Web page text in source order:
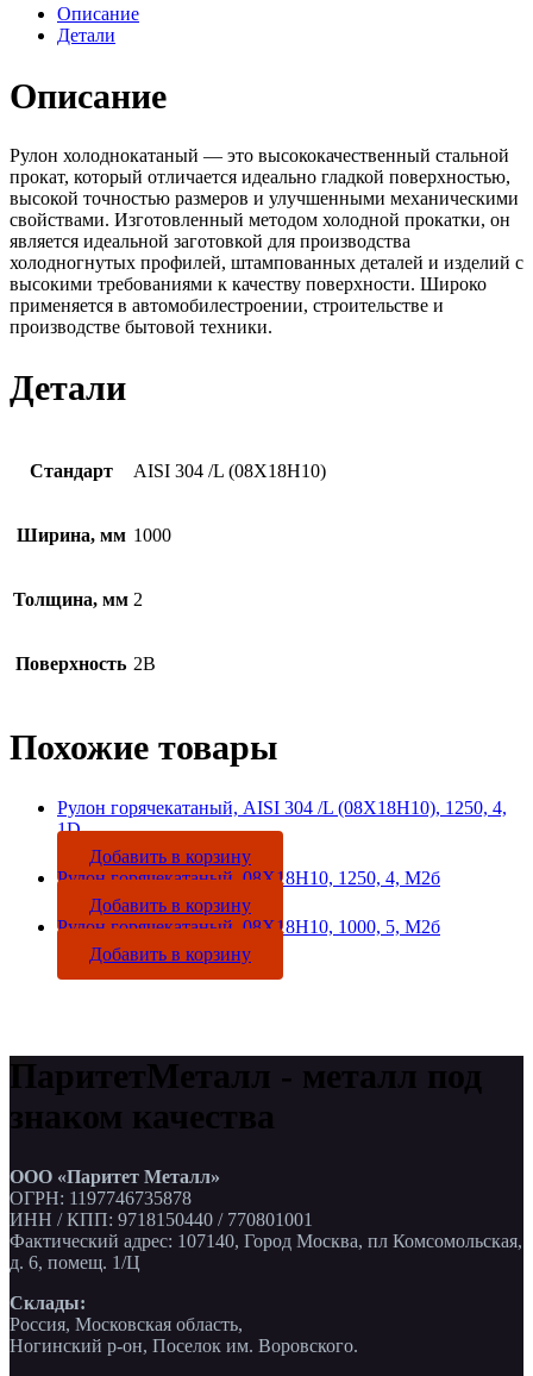
Описание
Детали
Описание
Рулон холоднокатаный — это высококачественный стальной
прокат, который отличается идеально гладкой поверхностью,
высокой точностью размеров и улучшенными механическими
свойствами. Изготовленный методом холодной прокатки, он
является идеальной заготовкой для производства
холодногнутых профилей, штампованных деталей и изделий с
высокими требованиями к качеству поверхности. Широко
применяется в автомобилестроении, строительстве и
производстве бытовой техники.
Детали
Стандарт AISI 304 /L (08Х18Н10)
Ширина, мм 1000
Толщина, мм 2
Поверхность 2B
Похожие товары
Рулон горячекатаный, AISI 304 /L (08Х18Н10), 1250, 4,
1D
Добавить в корзину
Рулон горячекатаный, 08Х18Н10, 1250, 4, М2б
Добавить в корзину
Рулон горячекатаный, 08Х18Н10, 1000, 5, М2б
Добавить в корзину
ПаритетМеталл - металл под
знаком качества
ООО «Паритет Металл»
ОГРН: 1197746735878
ИНН / КПП: 9718150440 / 770801001
Фактический адрес: 107140, Город Москва, пл Комсомольская,
д. 6, помещ. 1/Ц
Склады:
Россия, Московская область,
Ногинский р-он, Поселок им. Воровского.